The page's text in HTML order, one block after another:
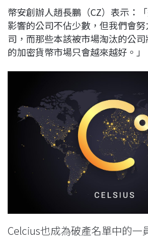
幣安創辦人趙長鵬（CZ）表示：
影響的公司不佔少數，但我們會
司，而那些本該被市場淘汰的公
的加密貨幣市場只會越來越好。」
Celcius也成為破產名單中的一